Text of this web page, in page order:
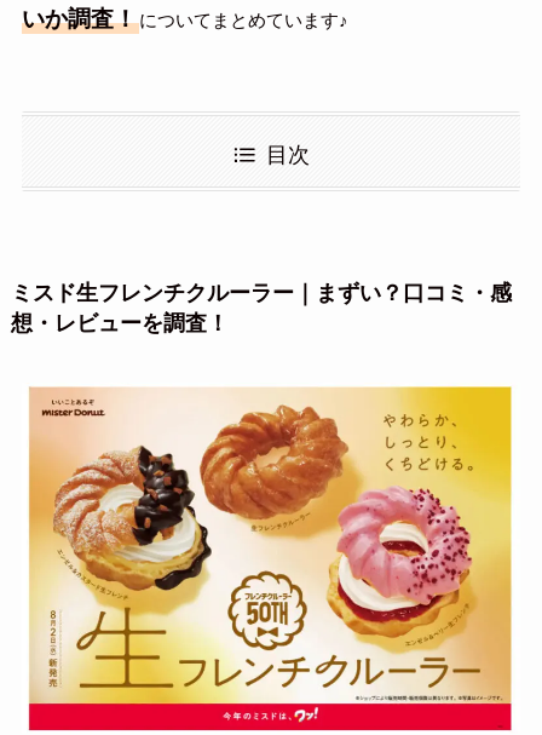
いか調査！についてまとめています♪
目次
ミスド生フレンチクルーラー｜まずい？口コミ・感
想・レビューを調査！